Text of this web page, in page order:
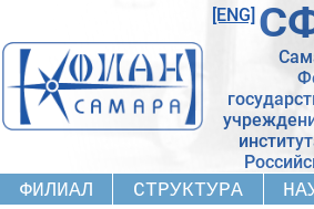
[ENG]
ФИЛИАЛ СТРУКТУРА